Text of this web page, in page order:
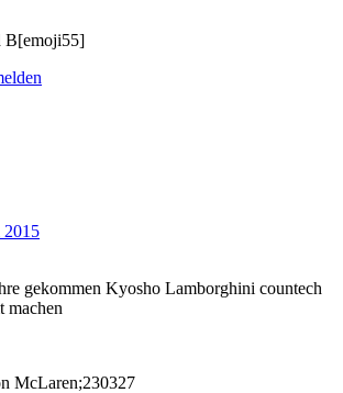
B[emoji55]
gekommen Kyosho Lamborghini countech
machen
McLaren;230327